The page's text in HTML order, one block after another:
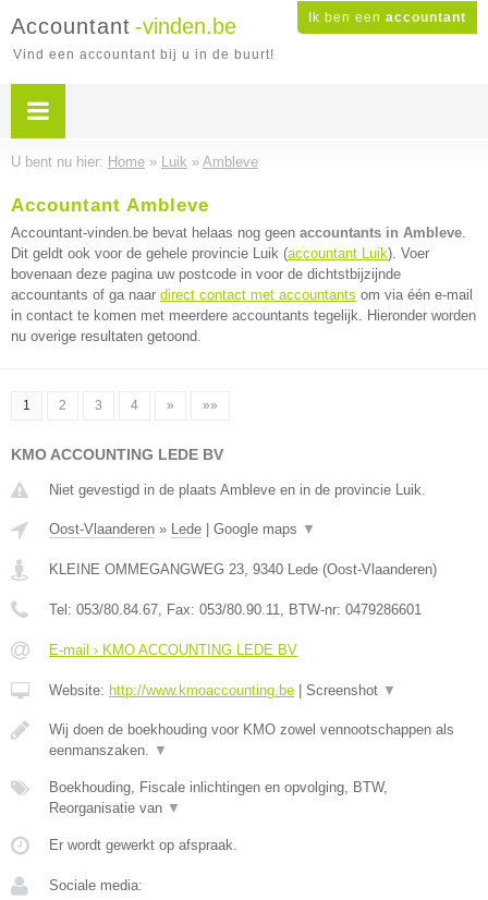
Ik ben een accountant
Accountant -vinden.be
Vind een accountant bij u in de buurt!
U bent nu hier: Home » Luik » Ambleve
Accountant Ambleve
Accountant-vinden.be bevat helaas nog geen accountants in Ambleve.
Dit geldt ook voor de gehele provincie Luik (accountant Luik). Voer
bovenaan deze pagina uw postcode in voor de dichtstbijzijnde
accountants of ga naar direct contact met accountants om via één e-mail
in contact te komen met meerdere accountants tegelijk. Hieronder worden
nu overige resultaten getoond.
1 2 3 4 » »»
KMO ACCOUNTING LEDE BV
Niet gevestigd in de plaats Ambleve en in de provincie Luik.
Oost-Vlaanderen » Lede Google maps ▼
KLEINE OMMEGANGWEG 23, 9340 Lede (Oost-Vlaanderen)
Tel: 053/80.84.67, Fax: 053/80.90.11, BTW-nr: 0479286601
E-mail › KMO ACCOUNTING LEDE BV
Website: http://www.kmoaccounting.be Screenshot ▼
Wij doen de boekhouding voor KMO zowel vennootschappen als
eenmanszaken. ▼
Boekhouding, Fiscale inlichtingen en opvolging, BTW,
Reorganisatie van ▼
Er wordt gewerkt op afspraak.
Sociale media: